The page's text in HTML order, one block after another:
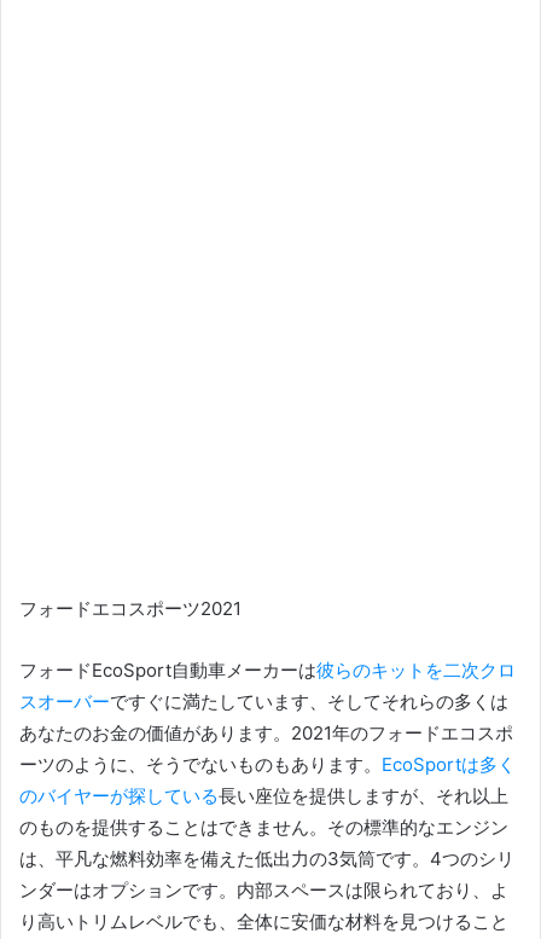
フォードエコスポーツ2021
フォードEcoSport自動車メーカーは彼らのキットを二次クロ
スオーバーですぐに満たしています、そしてそれらの多くは
あなたのお金の価値があります。 2021年のフォードエコスポ
ーツのように、そうでないものもあります。 EcoSportは多く
のバイヤーが探している長い座位を提供しますが、それ以上
のものを提供することはできません。 その標準的なエンジン
は、平凡な燃料効率を備えた低出力の3気筒です。 4つのシリ
ンダーはオプションです。 内部スペースは限られており、よ
り高いトリムレベルでも、全体に安価な材料を見つけること